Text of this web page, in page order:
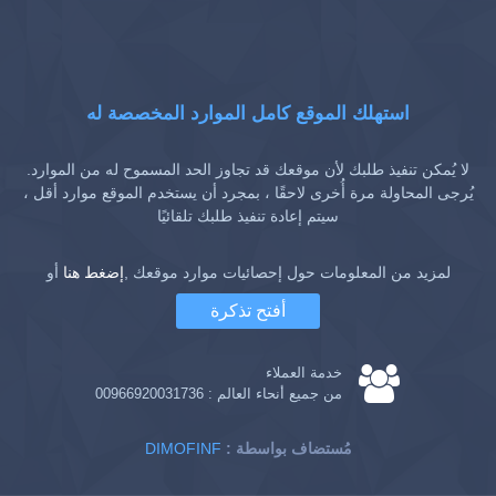
استهلك الموقع كامل الموارد المخصصة له
لا يُمكن تنفيذ طلبك لأن موقعك قد تجاوز الحد المسموح له من الموارد.
يُرجى المحاولة مرة أُخرى لاحقًا ، بمجرد أن يستخدم الموقع موارد أقل ،
سيتم إعادة تنفيذ طلبك تلقائيًا
لمزيد من المعلومات حول إحصائيات موارد موقعك ,إضغط هنا أو
أفتح تذكرة
خدمة العملاء
من جميع أنحاء العالم : 00966920031736
DIMOFINF : مُستضاف بواسطة